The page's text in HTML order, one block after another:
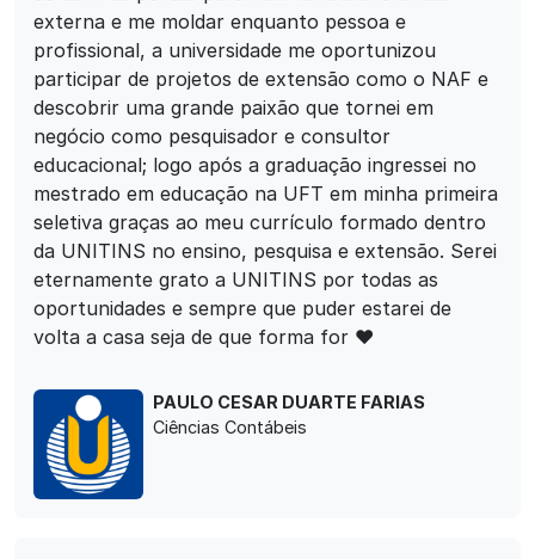
externa e me moldar enquanto pessoa e
profissional, a universidade me oportunizou
participar de projetos de extensão como o NAF e
descobrir uma grande paixão que tornei em
negócio como pesquisador e consultor
educacional; logo após a graduação ingressei no
mestrado em educação na UFT em minha primeira
seletiva graças ao meu currículo formado dentro
da UNITINS no ensino, pesquisa e extensão. Serei
eternamente grato a UNITINS por todas as
oportunidades e sempre que puder estarei de
volta a casa seja de que forma for ❤️
PAULO CESAR DUARTE FARIAS
Ciências Contábeis